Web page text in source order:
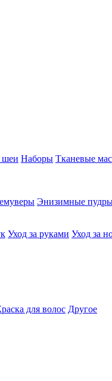
шеи Наборы Тканевые
Энизимные
Уход за руками Уход за
для волос Другое